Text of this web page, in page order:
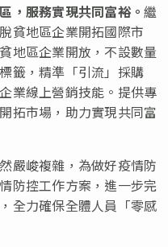
，服務實現共同富裕。繼
貧地區企業開拓國際市
地區企業開放，不設數量
籤，精準「引流」採購
業線上營銷技能。提供專
拓市場，助力實現共同富
嚴峻複雜，為做好疫情防
防控工作方案，進一步完
全力確保全體人員「零感